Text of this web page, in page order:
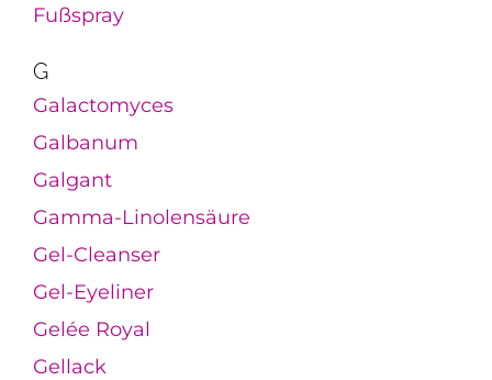
Fußspray
G
Galactomyces
Galbanum
Galgant
Gamma-Linolensäure
Gel-Cleanser
Gel-Eyeliner
Gelée Royal
Gellack